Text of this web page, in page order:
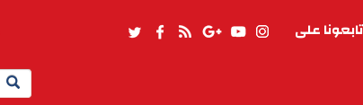
تابعونا على
Search